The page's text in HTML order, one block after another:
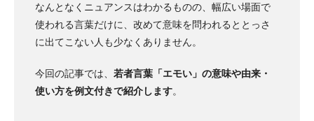
なんとなくニュアンスはわかるものの、幅広い場面で
使われる言葉だけに、改めて意味を問われるととっさ
に出てこない人も少なくありません。
今回の記事では、 若者言葉「エモい」の意味や由来・
使い方を例文付きで紹介します。